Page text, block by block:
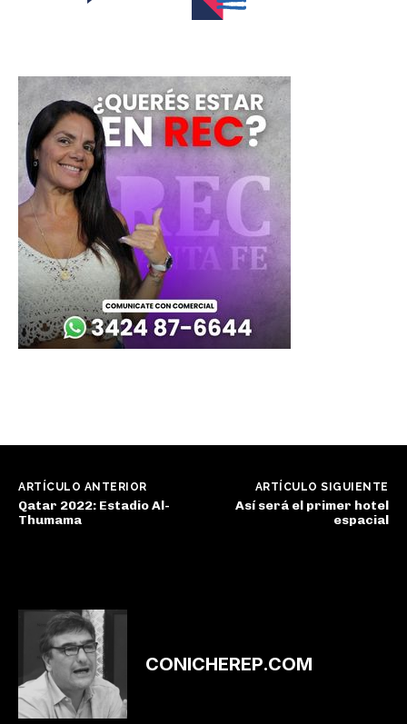
ARTÍCULO ANTERIOR
Qatar 2022: Estadio Al-
Thumama
ARTÍCULO SIGUIENTE
Así será el primer hotel
espacial
CONICHEREP.COM